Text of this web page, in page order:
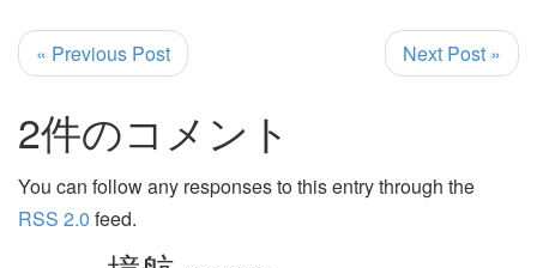
« Previous Post Next Post »
2件のコメント
You can follow any responses to this entry through the
RSS 2.0 feed.